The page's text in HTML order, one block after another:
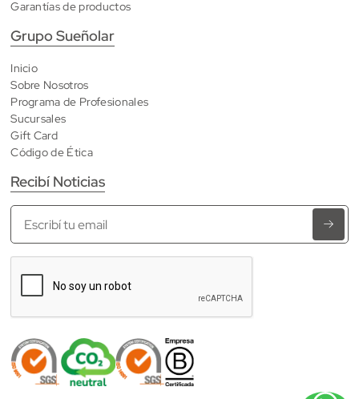
Garantías de productos
Grupo Sueñolar
Inicio
Sobre Nosotros
Programa de Profesionales
Sucursales
Gift Card
Código de Ética
Recibí Noticias